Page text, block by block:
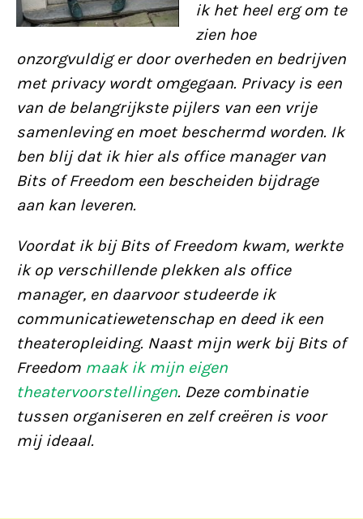
ik het heel erg om te
zien hoe
onzorgvuldig er door overheden en bedrijven
met privacy wordt omgegaan. Privacy is een
van de belangrijkste pijlers van een vrije
samenleving en moet beschermd worden. Ik
ben blij dat ik hier als office manager van
Bits of Freedom een bescheiden bijdrage
aan kan leveren.
Voordat ik bij Bits of Freedom kwam, werkte
ik op verschillende plekken als office
manager, en daarvoor studeerde ik
communicatiewetenschap en deed ik een
theateropleiding. Naast mijn werk bij Bits of
Freedom maak ik mijn eigen
theatervoorstellingen. Deze combinatie
tussen organiseren en zelf creëren is voor
mij ideaal.